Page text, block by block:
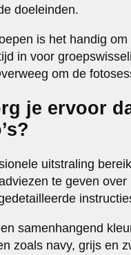
doeleinden.
is het handig
in voor
om de
je ervoor
uitstraling
te geven
samenhangend
zoals navy, grijs en